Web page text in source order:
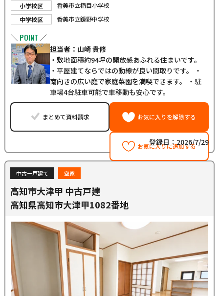
小学校区
香美市立楠目小学校
中学校区
香美市立鏡野中学校
＼ POINT ／
担当者：山崎 貴修
・敷地面積約94坪の開放感あふれる住まいです。
・平屋建てならではの動線が良い間取りです。 ・
南向きの広い庭で家庭菜園を満喫できます。 ・駐
車場4台駐車可能で車移動も安心です。
まとめて資料請求 お気に入りを解除する
お気に入りに追加する
登録日：2026/7/29
中古一戸建て 空家
高知市大津甲 中古戸建
高知県高知市大津甲1082番地